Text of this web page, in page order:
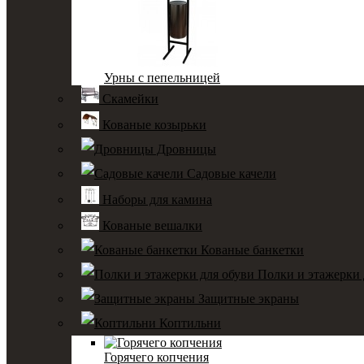
Урны с пепельницей
Скамейки
Кованые козырьки
Дровницы
Садовые качели
Наборы для камина
Кованые вешалки
Кованые банкетки
Полки и этажерки
Защитные экраны
Коптильни
Горячего копчения